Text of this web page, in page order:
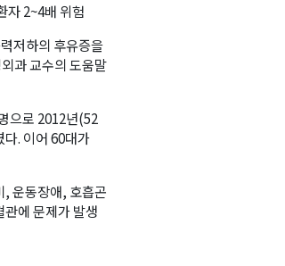
자 2~4배 위험
저하의 후유증을
과 교수의 도움말
으로 2012년(52
. 이어 60대가
운동장애, 호흡곤
에 문제가 발생